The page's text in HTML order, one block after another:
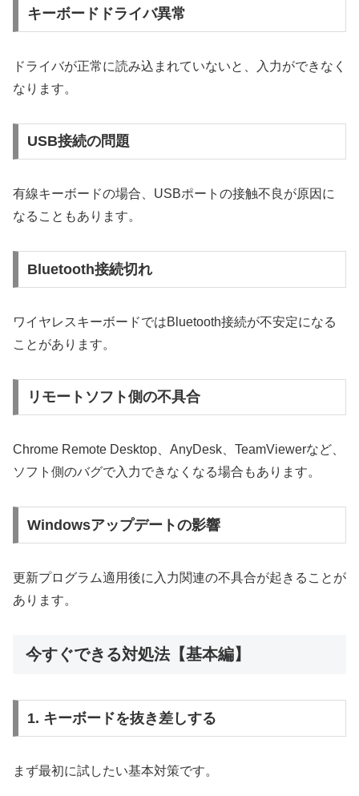
キーボードドライバ異常
ドライバが正常に読み込まれていないと、入力ができなく
なります。
USB接続の問題
有線キーボードの場合、USBポートの接触不良が原因に
なることもあります。
Bluetooth接続切れ
ワイヤレスキーボードではBluetooth接続が不安定になる
ことがあります。
リモートソフト側の不具合
Chrome Remote Desktop、AnyDesk、TeamViewerなど、
ソフト側のバグで入力できなくなる場合もあります。
Windowsアップデートの影響
更新プログラム適用後に入力関連の不具合が起きることが
あります。
今すぐできる対処法【基本編】
1. キーボードを抜き差しする
まず最初に試したい基本対策です。